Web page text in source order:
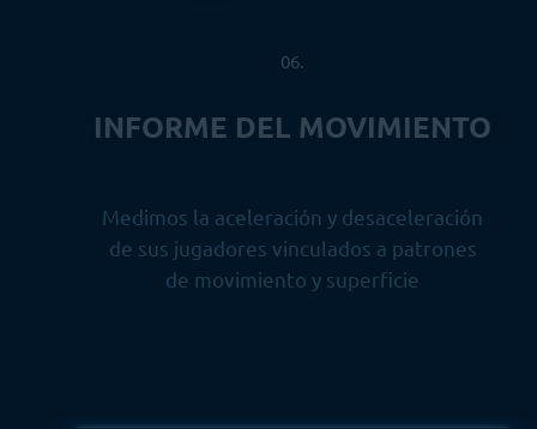
06.
INFORME DEL MOVIMIENTO
Medimos la aceleración y desaceleración
de sus jugadores vinculados a patrones
de movimiento y superficie